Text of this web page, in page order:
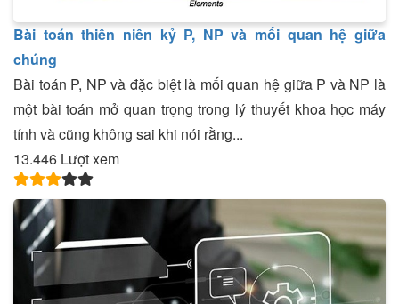
Bài toán thiên niên kỷ P, NP và mối quan hệ giữa
chúng
Bài toán P, NP và đặc biệt là mối quan hệ giữa P và NP là
một bài toán mở quan trọng trong lý thuyết khoa học máy
tính và cũng không sai khi nói rằng...
13.446 Lượt xem